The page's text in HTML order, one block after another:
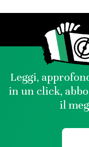
Leggi,
in un click,
il